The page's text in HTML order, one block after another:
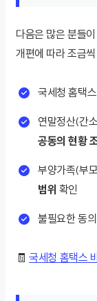
다음은 많은 분들
개편에 따라 조금
국세청 홈택
연말정산(간
공동의 현황
부양가족(부
범위 확인
불필요한 동
🧾국세청 홈택스